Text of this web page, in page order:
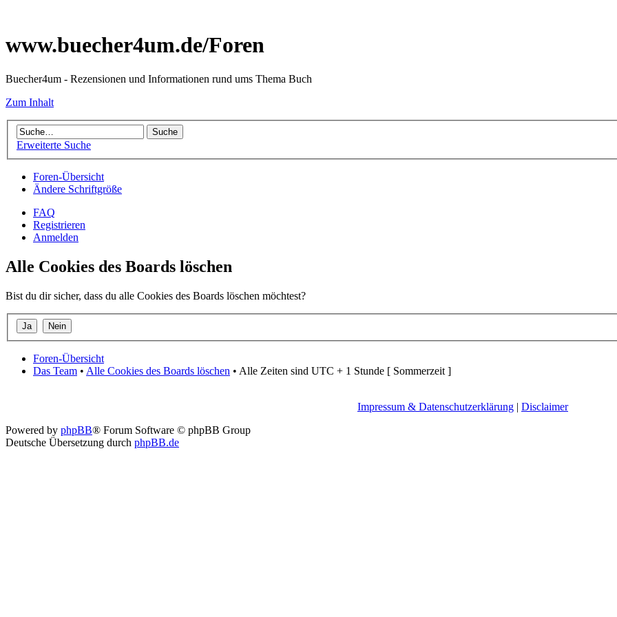
www.buecher4um.de/Foren
Buecher4um - Rezensionen und Informationen rund ums Thema Buch
Zum Inhalt
Erweiterte Suche
Foren-Übersicht
Ändere Schriftgröße
FAQ
Registrieren
Anmelden
Alle Cookies des Boards löschen
Bist du dir sicher, dass du alle Cookies des Boards löschen möchtest?
Foren-Übersicht
Das Team • Alle Cookies des Boards löschen • Alle Zeiten sind UTC + 1 Stunde [ Sommerzeit ]
Impressum & Datenschutzerklärung | Disclaimer
Powered by phpBB® Forum Software © phpBB Group
Deutsche Übersetzung durch phpBB.de